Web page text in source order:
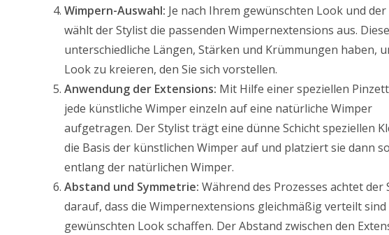
Wimpern-Auswahl: Je nach Ihrem gewünschten Look und
wählt der Stylist die passenden Wimpernextensions aus.
unterschiedliche Längen, Stärken und Krümmungen haben,
Look zu kreieren, den Sie sich vorstellen.
Anwendung der Extensions: Mit Hilfe einer speziellen
jede künstliche Wimper einzeln auf eine natürliche Wimper
aufgetragen. Der Stylist trägt eine dünne Schicht speziellen
die Basis der künstlichen Wimper auf und platziert sie dann
entlang der natürlichen Wimper.
Abstand und Symmetrie: Während des Prozesses achtet der
darauf, dass die Wimpernextensions gleichmäßig verteilt sind
gewünschten Look schaffen. Der Abstand zwischen den